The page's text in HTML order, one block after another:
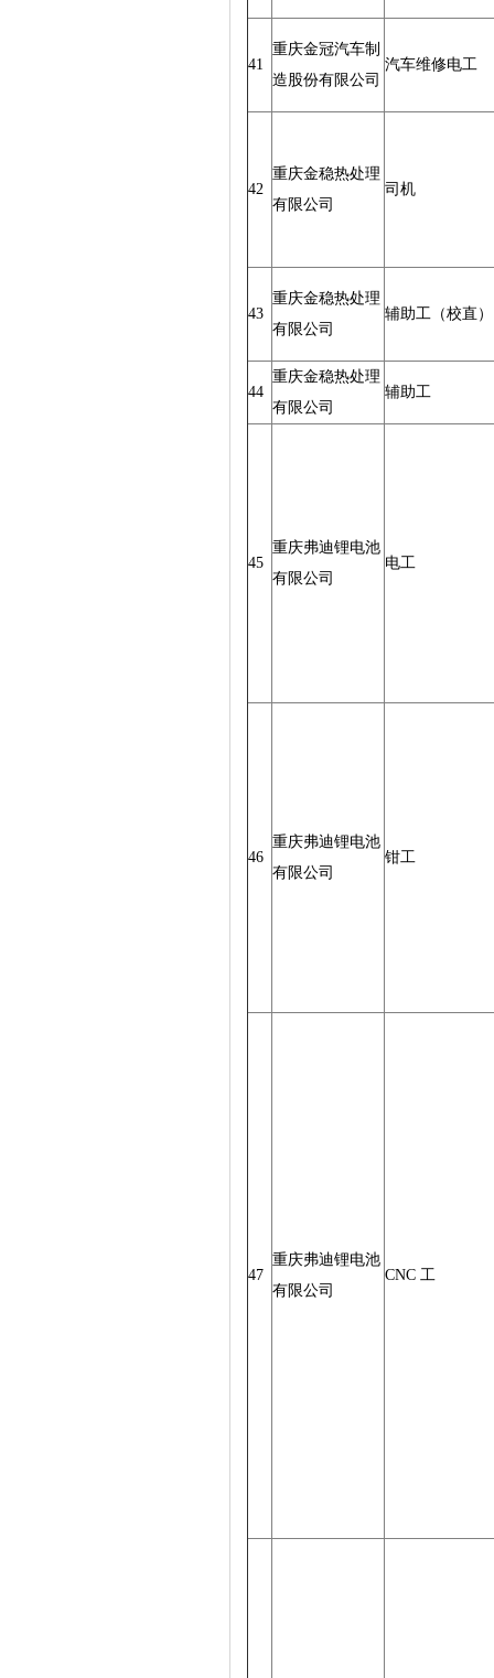
41
重庆金冠汽车制
造股份有限公司
汽车维修电工
42
重庆金稳热处理
有限公司
司机
43
重庆金稳热处理
有限公司
辅助工（校直）
44
重庆金稳热处理
有限公司
辅助工
45
重庆弗迪锂电池
有限公司
电工
46
重庆弗迪锂电池
有限公司
钳工
47
重庆弗迪锂电池
有限公司
CNC 工